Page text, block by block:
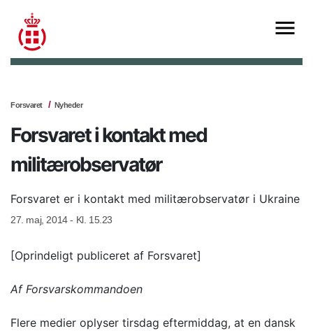
Forsvaret Nyheder
Forsvaret i kontakt med
militærobservatør
Forsvaret er i kontakt med militærobservatør i Ukraine
27. maj, 2014 - Kl. 15.23
[Oprindeligt publiceret af Forsvaret]
Af Forsvarskommandoen
Flere medier oplyser tirsdag eftermiddag, at en dansk